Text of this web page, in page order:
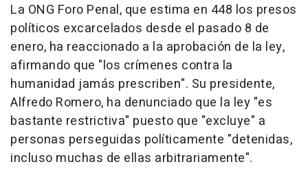
La ONG Foro Penal, que estima en 448 los presos
políticos excarcelados desde el pasado 8 de
enero, ha reaccionado a la aprobación de la ley,
afirmando que "los crímenes contra la
humanidad jamás prescriben". Su presidente,
Alfredo Romero, ha denunciado que la ley "es
bastante restrictiva" puesto que "excluye" a
personas perseguidas políticamente "detenidas,
incluso muchas de ellas arbitrariamente".